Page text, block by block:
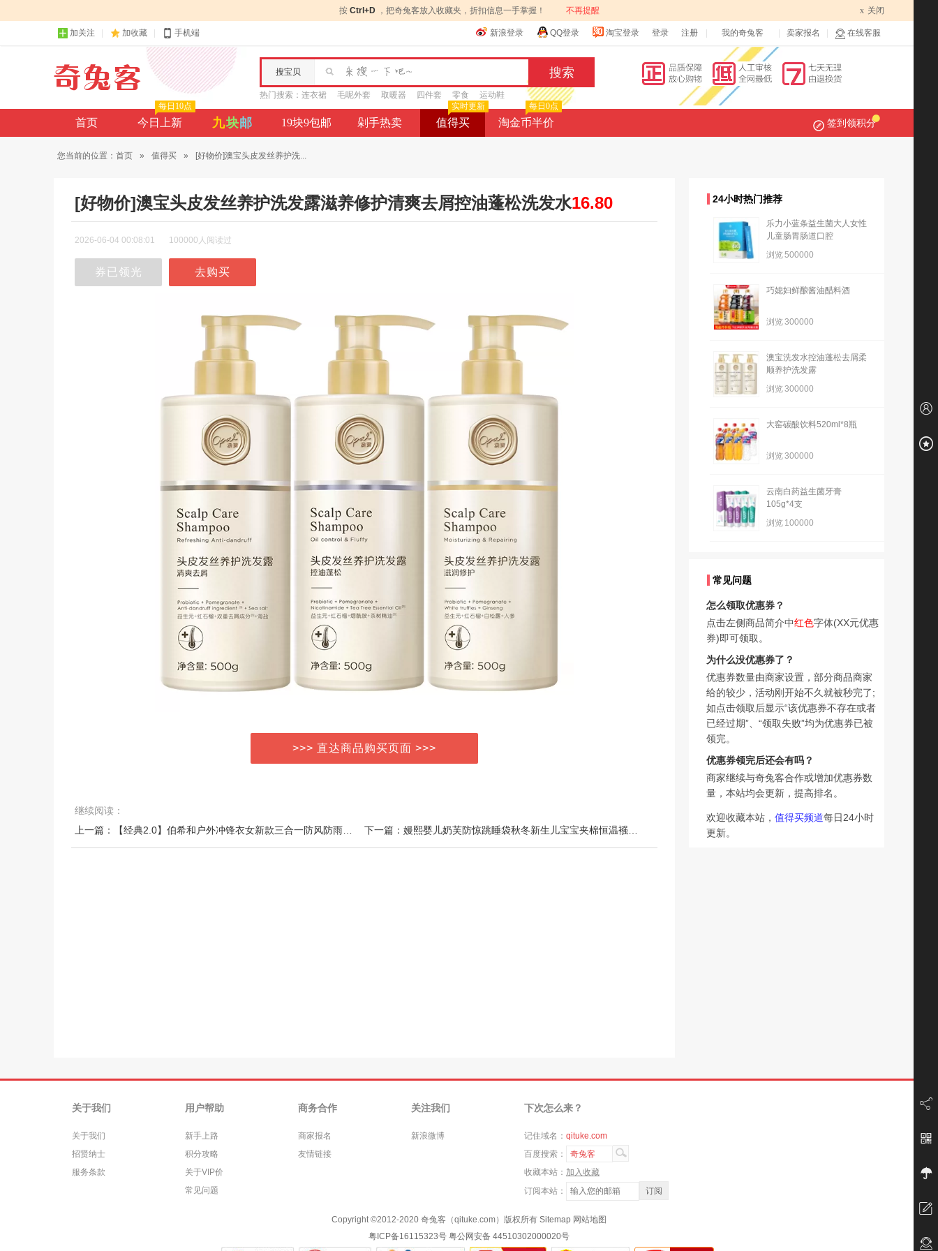
按 Ctrl+D ，把奇兔客放入收藏夹，折扣信息一手掌握！ 不再提醒 x 关闭
加关注 加收藏 手机端 新浪登录 QQ登录 淘宝登录 登录 注册 我的奇兔客 卖家报名 在线客服
搜宝贝
热门搜索： 连衣裙 毛呢外套 取暖器 四件套 零食 运动鞋
首页 今日上新
每日10点
九块邮 19块9包邮 剁手热卖 值得买
实时更新
淘金币半价
每日0点
签到领积分
您当前的位置： 首页 » 值得买 » [好物价]澳宝头皮发丝养护洗...
[好物价]澳宝头皮发丝养护洗发露滋养修护清爽去屑控油蓬松洗发水16.80
2026-06-04 00:08:01 100000人阅读过
券已领光 去购买
>>> 直达商品购买页面 >>>
继续阅读：
24小时热门推荐
乐力小蓝条益生菌大人女性
儿童肠胃肠道口腔
浏览500000
巧媳妇鲜酿酱油醋料酒
浏览300000
澳宝洗发水控油蓬松去屑柔
顺养护洗发露
浏览300000
大窑碳酸饮料520ml*8瓶
浏览300000
云南白药益生菌牙膏
105g*4支
浏览 100000
常见问题
怎么领取优惠券？
点击左侧商品简介中红色字体(XX元优惠
券)即可领取。
为什么没优惠券了？
优惠券数量由商家设置，部分商品商家
给的较少，活动刚开始不久就被秒完了;
如点击领取后显示“该优惠券不存在或者
已经过期”、“领取失败”均为优惠券已被
领完。
优惠券领完后还会有吗？
商家继续与奇兔客合作或增加优惠券数
量，本站均会更新，提高排名。
欢迎收藏本站， 值得买频道每日24小时
更新。
关于我们
关于我们
招贤纳士
服务条款
用户帮助
新手上路
积分攻略
关于VIP价
常见问题
商务合作
商家报名
友情链接
关注我们
新浪微博
下次怎么来？
记住域名： qituke.com
百度搜索：
奇兔客
收藏本站： 加入收藏
订阅本站：
Copyright ©2012-2020 奇兔客（qituke.com）版权所有 Sitemap 网站地图
粤ICP备16115323号 粤公网安备 44510302000020号